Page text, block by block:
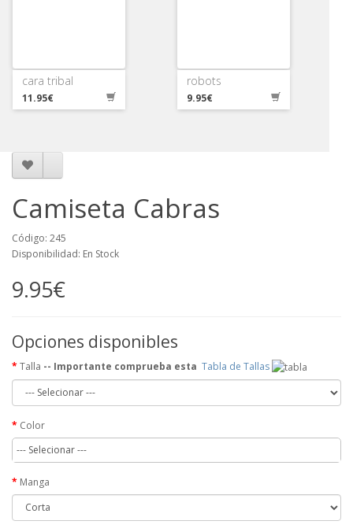
cara tribal
11.95€
robots
9.95€
Camiseta Cabras
Código: 245
Disponibilidad: En Stock
9.95€
Opciones disponibles
Talla -- Importante comprueba esta Tabla de Tallas
Color
--- Selecionar ---
Manga